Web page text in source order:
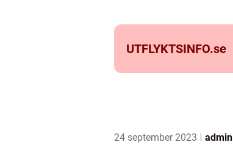
UTFLYKTSINFO.se
24 september 2023 admin